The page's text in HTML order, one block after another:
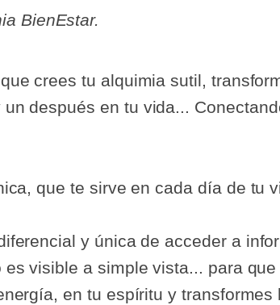
BienEstar.
crees tu alquimia sutil,
después en tu vida...
que te sirve en cada día de tu
y única de acceder a
visible a simple vista... para
en tu espíritu y